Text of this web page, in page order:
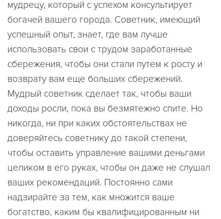
мудрецу, который с успехом консультирует
богачей вашего города. Советник, имеющий
успешный опыт, знает, где вам лучше
использовать свои с трудом заработанные
сбережения, чтобы они стали путем к росту и
возврату вам еще больших сбережений.
Мудрый советник сделает так, чтобы ваши
доходы росли, пока вы безмятежно спите. Но
никогда, ни при каких обстоятельствах не
доверяйтесь советнику до такой степени,
чтобы оставить управление вашими деньгами
целиком в его руках, чтобы он даже не слушал
ваших рекомендаций. Постоянно сами
надзирайте за тем, как множится ваше
богатство, каким бы квалифицированным ни